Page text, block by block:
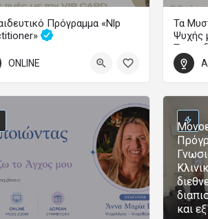
Πρόγραμμα «Nlp
ONLINE
Τα
Ψυχής
700
1
και